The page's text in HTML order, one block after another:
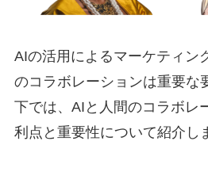
AIの活用によるマーケティン
のコラボレーションは重要な
下では、AIと人間のコラボレ
利点と重要性について紹介し